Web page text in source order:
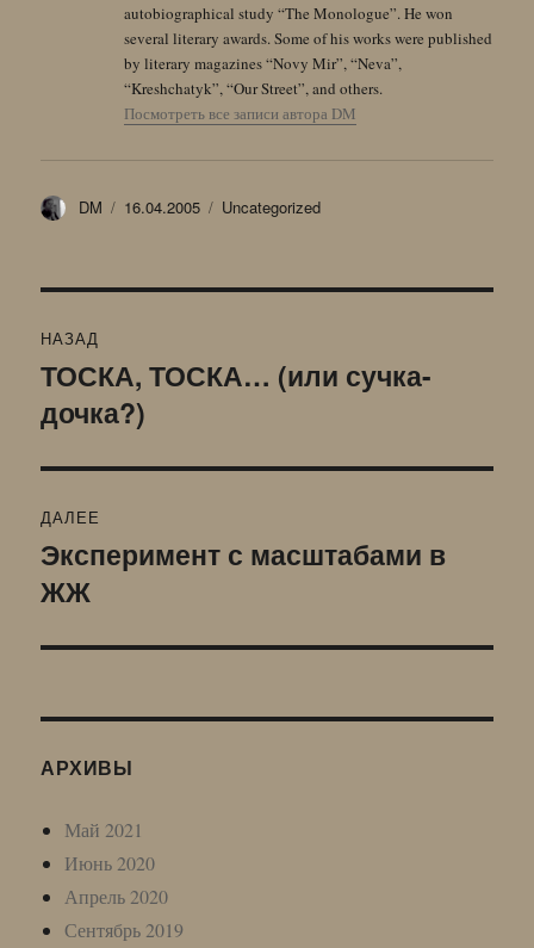
autobiographical study “The Monologue”. He won
several literary awards. Some of his works were published
by literary magazines “Novy Mir”, “Neva”,
“Kreshchatyk”, “Our Street”, and others.
Посмотреть все записи автора DM
Автор
DM Опубликовано
16.04.2005 Рубрики
Uncategorized
по
записям
НАЗАД
Предыдущая
запись:
ТОСКА, ТОСКА… (или сучка-
дочка?)
ДАЛЕЕ
Следующая
запись:
Эксперимент с масштабами в
ЖЖ
АРХИВЫ
Май 2021
Июнь 2020
Апрель 2020
Сентябрь 2019